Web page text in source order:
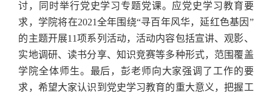
讨，同时举行党史学习专题党课。应党史学习教育要
求，学院将在2021全年围绕“寻百年风华，延红色基因”
的主题开展11项系列活动，活动内容包括宣讲、观影、
实地调研、读书分享、知识竞赛等多种形式，范围覆盖
学院全体师生。最后，彭老师向大家强调了工作的要
求，希望大家认识到党史学习教育的重大意义，把握工